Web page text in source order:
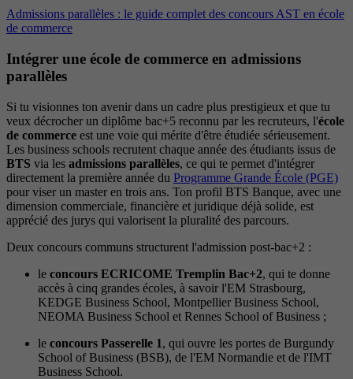
Admissions parallèles : le guide complet des concours AST en école
de commerce
Intégrer une école de commerce en admissions
parallèles
Si tu visionnes ton avenir dans un cadre plus prestigieux et que tu
veux décrocher un diplôme bac+5 reconnu par les recruteurs, l'école
de commerce est une voie qui mérite d'être étudiée sérieusement.
Les business schools recrutent chaque année des étudiants issus de
BTS via les admissions parallèles, ce qui te permet d'intégrer
directement la première année du Programme Grande École (PGE)
pour viser un master en trois ans. Ton profil BTS Banque, avec une
dimension commerciale, financière et juridique déjà solide, est
apprécié des jurys qui valorisent la pluralité des parcours.
Deux concours communs structurent l'admission post-bac+2 :
le concours ECRICOME Tremplin Bac+2, qui te donne
accès à cinq grandes écoles, à savoir l'EM Strasbourg,
KEDGE Business School, Montpellier Business School,
NEOMA Business School et Rennes School of Business ;
le concours Passerelle 1, qui ouvre les portes de Burgundy
School of Business (BSB), de l'EM Normandie et de l'IMT
Business School.